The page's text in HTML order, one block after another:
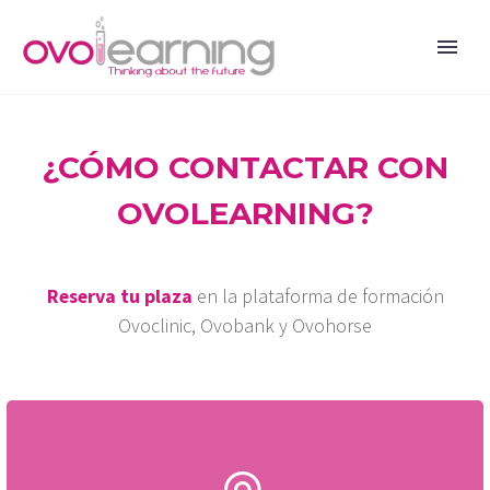
¿CÓMO CONTACTAR CON
OVOLEARNING?
Reserva tu plaza en la plataforma de formación
Ovoclinic, Ovobank y Ovohorse